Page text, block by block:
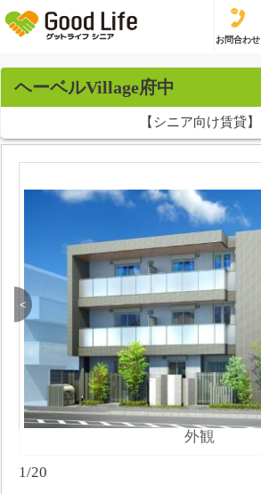
お問合わせ
ヘーベルVillage府中
【シニア向け賃貸】
<
外観
1/20